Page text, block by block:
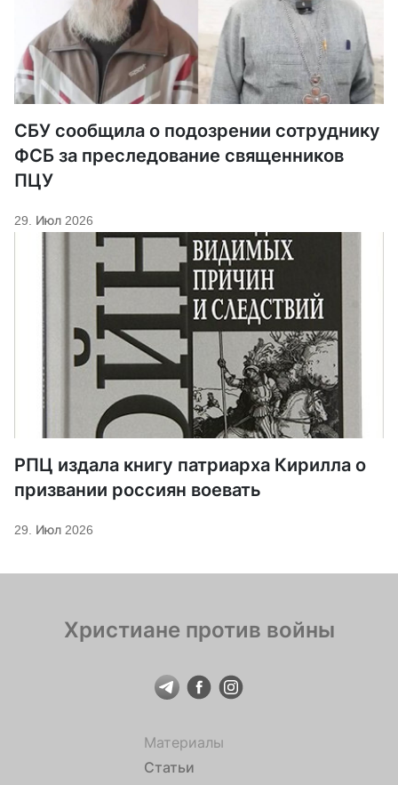
СБУ сообщила о подозрении сотруднику
ФСБ за преследование священников
ПЦУ
29. Июл 2026
РПЦ издала книгу патриарха Кирилла о
призвании россиян воевать
29. Июл 2026
Христиане против войны
Материалы
Статьи